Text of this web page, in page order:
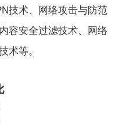
技术、网络攻击与防范
容安全过滤技术、网络
术等。